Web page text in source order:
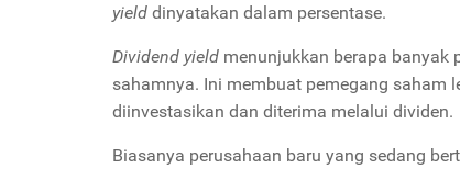
yield dinyatakan dalam persentase.
Dividend yield menunjukkan berapa banyak
sahamnya. Ini membuat pemegang saham
diinvestasikan dan diterima melalui dividen.
Biasanya perusahaan baru yang sedang